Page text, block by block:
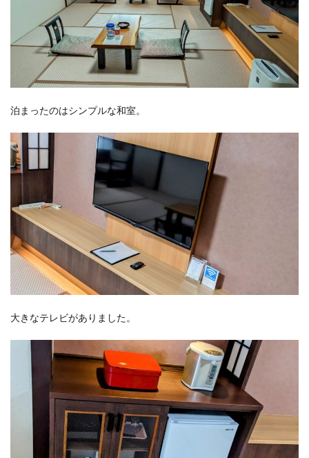
泊まったのはシンプルな和室。
大きなテレビがありました。